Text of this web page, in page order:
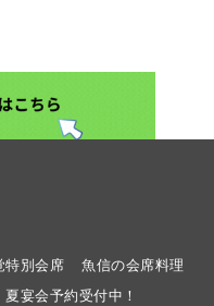
特別会席
魚信の会席料理
夏宴会予約受付中！